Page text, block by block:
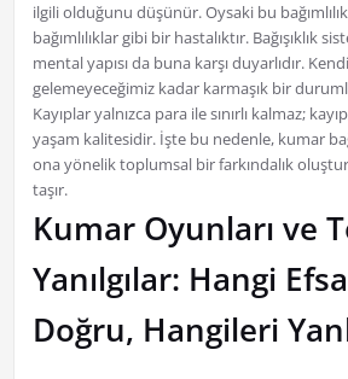
ilgili olduğunu düşünür. Oysaki bu
bağımlılıklar gibi bir hastalıktır. Bağışıklık
mental yapısı da buna karşı duyarlıdır.
gelemeyeceğimiz kadar karmaşık bir
Kayıplar yalnızca para ile sınırlı kalmaz;
yaşam kalitesidir. İşte bu nedenle, kumar
ona yönelik toplumsal bir farkındalık
taşır.
Kumar Oyunları ve
Yanılgılar: Hangi
Doğru, Hangileri